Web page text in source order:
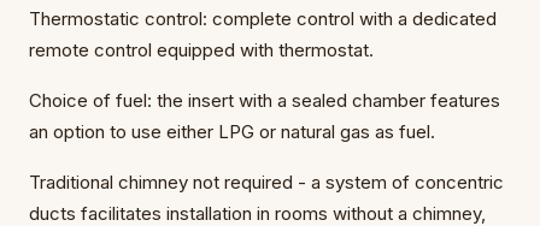
Thermostatic control: complete control with a dedicated
remote control equipped with thermostat.
Choice of fuel: the insert with a sealed chamber features
an option to use either LPG or natural gas as fuel.
Traditional chimney not required - a system of concentric
ducts facilitates installation in rooms without a chimney,